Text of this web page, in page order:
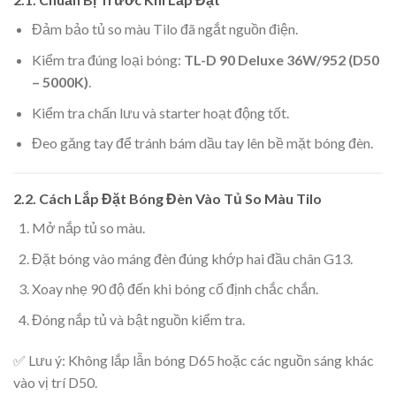
Đảm bảo tủ so màu Tilo đã ngắt nguồn điện.
Kiểm tra đúng loại bóng: TL-D 90 Deluxe 36W/952 (D50
– 5000K).
Kiểm tra chấn lưu và starter hoạt động tốt.
Đeo găng tay để tránh bám dầu tay lên bề mặt bóng đèn.
2.2. Cách Lắp Đặt Bóng Đèn Vào Tủ So Màu Tilo
Mở nắp tủ so màu.
Đặt bóng vào máng đèn đúng khớp hai đầu chân G13.
Xoay nhẹ 90 độ đến khi bóng cố định chắc chắn.
Đóng nắp tủ và bật nguồn kiểm tra.
✅ Lưu ý: Không lắp lẫn bóng D65 hoặc các nguồn sáng khác
vào vị trí D50.